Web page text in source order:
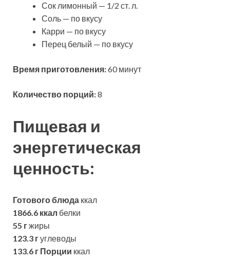
Сок лимонный — 1/2 ст. л.
Соль — по вкусу
Карри — по вкусу
Перец белый — по вкусу
Время приготовления:60 минут
Количество порций:8
Пищевая и
энергетическая
ценность:
Готового блюда ккал
1866.6 ккал белки
55 гжиры
123.3 гуглеводы
133.6 г Порции ккал